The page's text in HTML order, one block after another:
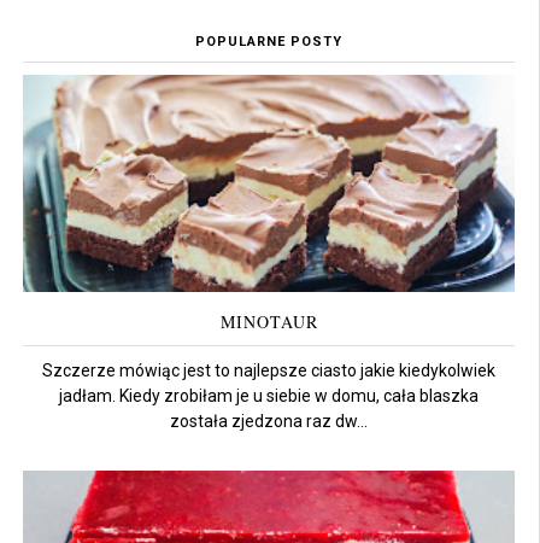
POPULARNE POSTY
MINOTAUR
Szczerze mówiąc jest to najlepsze ciasto jakie kiedykolwiek
jadłam. Kiedy zrobiłam je u siebie w domu, cała blaszka
została zjedzona raz dw...